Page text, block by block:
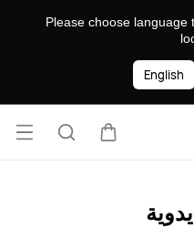
Please choose language
English
فتح